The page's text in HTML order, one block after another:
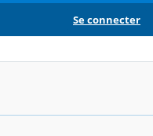
Se connecter